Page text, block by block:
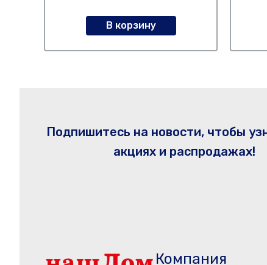
В корзину
Подпишитесь на новости, чтобы
акциях и распродажах!
Компания